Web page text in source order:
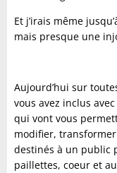
Et j’irais même
mais presque une
Aujourd’hui sur
vous avez inclus
qui vont vous
modifier,
destinés à un public
paillettes, coeur et